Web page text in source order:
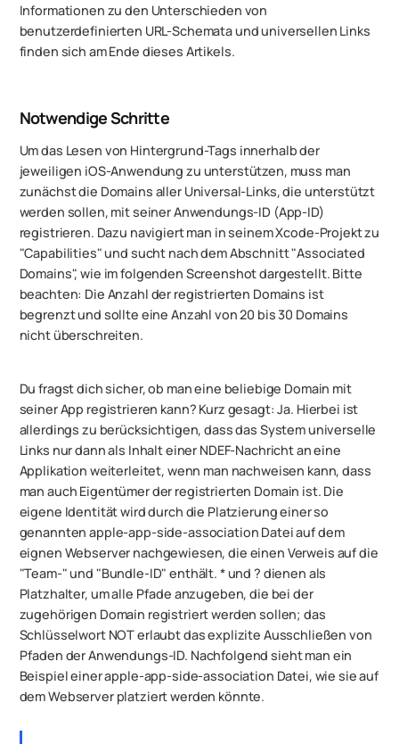
Informationen zu den Unterschieden von
benutzerdefinierten URL-Schemata und universellen Links
finden sich am Ende dieses Artikels.
Notwendige Schritte
Um das Lesen von Hintergrund-Tags innerhalb der
jeweiligen iOS-Anwendung zu unterstützen, muss man
zunächst die Domains aller Universal-Links, die unterstützt
werden sollen, mit seiner Anwendungs-ID (App-ID)
registrieren. Dazu navigiert man in seinem Xcode-Projekt zu
"Capabilities" und sucht nach dem Abschnitt "Associated
Domains", wie im folgenden Screenshot dargestellt. Bitte
beachten: Die Anzahl der registrierten Domains ist
begrenzt und sollte eine Anzahl von 20 bis 30 Domains
nicht überschreiten.
Du fragst dich sicher, ob man eine beliebige Domain mit
seiner App registrieren kann? Kurz gesagt: Ja. Hierbei ist
allerdings zu berücksichtigen, dass das System universelle
Links nur dann als Inhalt einer NDEF-Nachricht an eine
Applikation weiterleitet, wenn man nachweisen kann, dass
man auch Eigentümer der registrierten Domain ist. Die
eigene Identität wird durch die Platzierung einer so
genannten apple-app-side-association Datei auf dem
eignen Webserver nachgewiesen, die einen Verweis auf die
"Team-" und "Bundle-ID" enthält. * und ? dienen als
Platzhalter, um alle Pfade anzugeben, die bei der
zugehörigen Domain registriert werden sollen; das
Schlüsselwort NOT erlaubt das explizite Ausschließen von
Pfaden der Anwendungs-ID. Nachfolgend sieht man ein
Beispiel einer apple-app-side-association Datei, wie sie auf
dem Webserver platziert werden könnte.